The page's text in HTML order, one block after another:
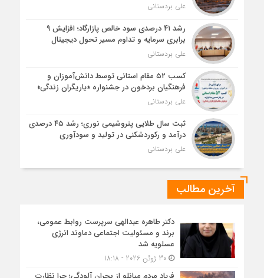
علی بردستانی
رشد ۴۱ درصدی سود خالص پازارگاد؛ افزایش ۹
برابری سرمایه و تداوم مسیر تحول دیجیتال
علی بردستانی
کسب ۵۲ مقام استانی توسط دانش‌آموزان و
فرهنگیان بردخون در جشنواره «یاریگران زندگی»
علی بردستانی
ثبت سال طلایی پتروشیمی نوری؛ رشد ۴۵ درصدی
درآمد و رکوردشکنی در تولید و سودآوری
علی بردستانی
آخرین مطالب
دکتر طاهره عبدالهی سرپرست روابط عمومی،
برند و مسئولیت اجتماعی دماوند انرژی
عسلویه شد
30 ژوئن 2026 - 18:18